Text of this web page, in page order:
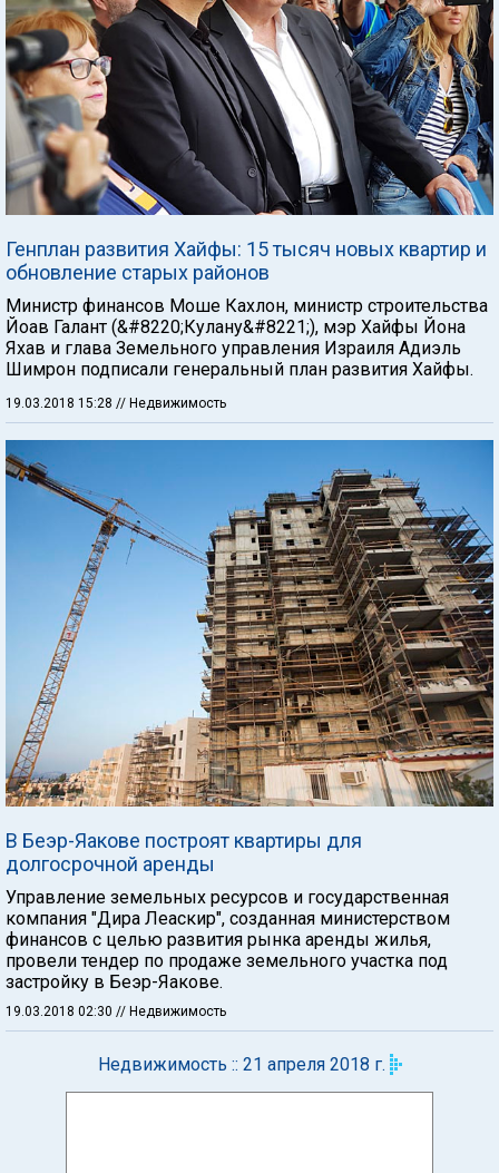
Генплан развития Хайфы: 15 тысяч новых квартир и
обновление старых районов
Министр финансов Моше Кахлон, министр строительства
Йоав Галант (&#8220;Кулану&#8221;), мэр Хайфы Йона
Яхав и глава Земельного управления Израиля Адиэль
Шимрон подписали генеральный план развития Хайфы.
19.03.2018 15:28 // Недвижимость
В Беэр-Яакове построят квартиры для
долгосрочной аренды
Управление земельных ресурсов и государственная
компания "Дира Леаскир", созданная министерством
финансов с целью развития рынка аренды жилья,
провели тендер по продаже земельного участка под
застройку в Беэр-Яакове.
19.03.2018 02:30 // Недвижимость
Недвижимость :: 21 апреля 2018 г.